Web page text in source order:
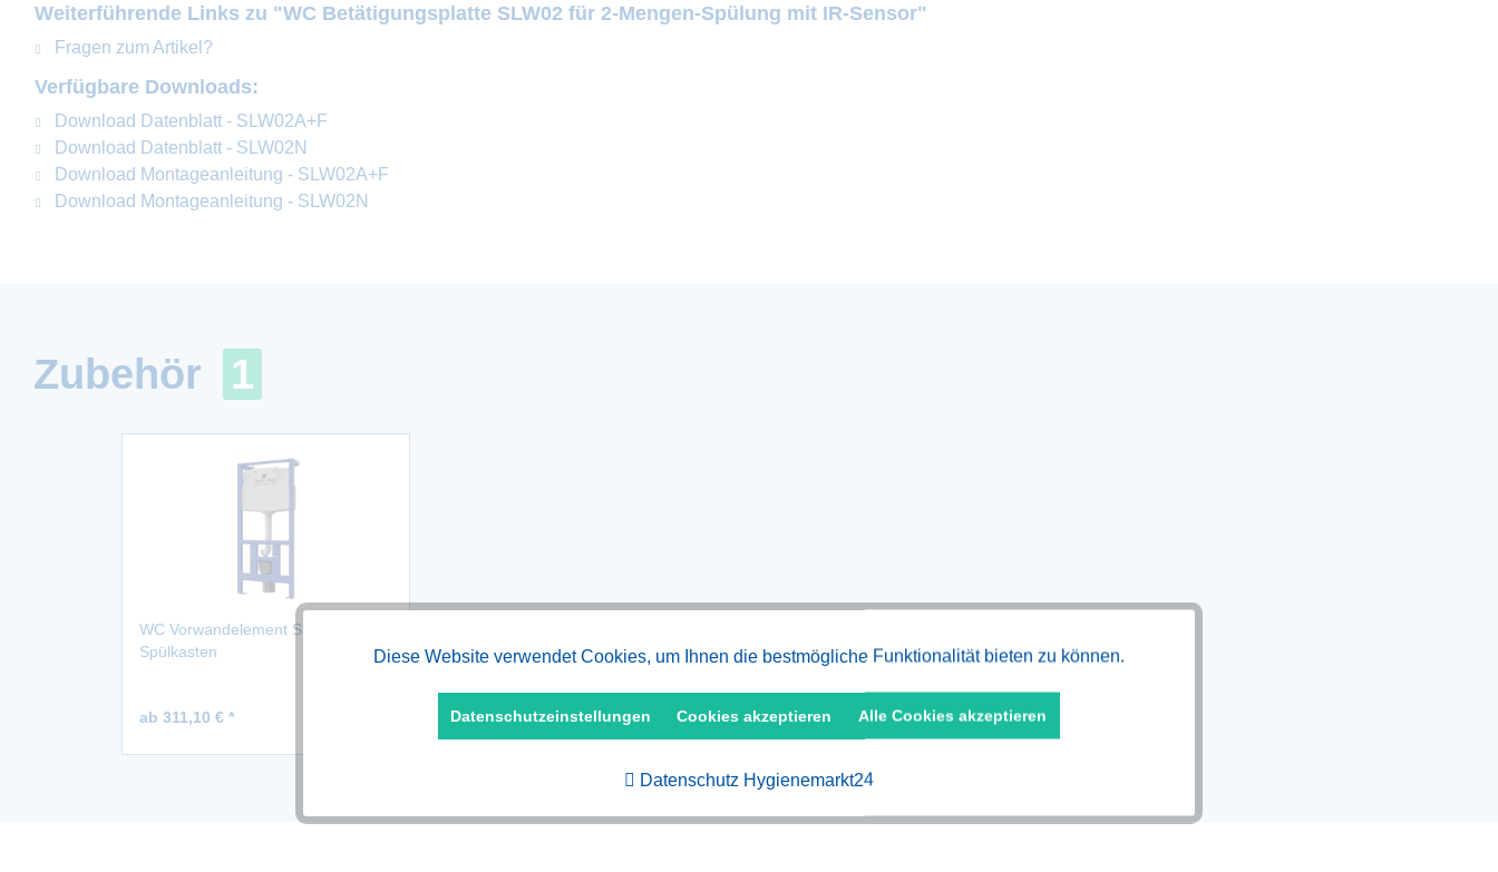
Weiterführende Links zu "WC Betätigungsplatte SLW02 für 2-Mengen-Spülung mit IR-Sensor"
Fragen zum Artikel?
Verfügbare Downloads:
Download Datenblatt - SLW02A+F
Download Datenblatt - SLW02N
Download Montageanleitung - SLW02A+F
Download Montageanleitung - SLW02N
Zubehör 1
WC Vorwandelement SLR21 mit
Spülkasten
ab 311,10 € *
Funktionale Aktiv
Aktiv
Diese Website verwendet Cookies, um Ihnen die bestmögliche Funktionalität bieten zu können.
Datenschutzeinstellungen Cookies akzeptieren Alle Cookies akzeptieren
Datenschutz Hygienemarkt24